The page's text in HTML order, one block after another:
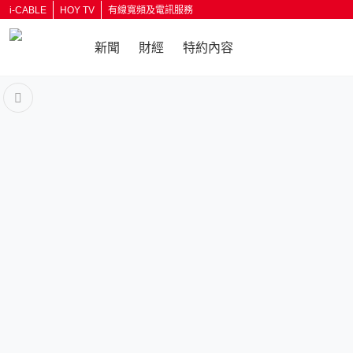
i-CABLE HOY TV 有線寬頻及電訊服務
新聞 財經 特約內容